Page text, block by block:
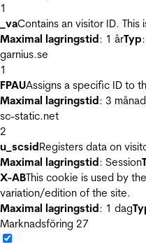
1
_vaContains an visitor ID.
Maximal lagringstid: 1 årTyp
garnius.se
1
FPAUAssigns a specific ID to
Maximal lagringstid: 3
sc-static.net
2
u_scsidRegisters data on
Maximal lagringstid: Session
X-ABThis cookie is used by
variation/edition of the site.
Maximal lagringstid: 1 dag
Marknadsföring 27